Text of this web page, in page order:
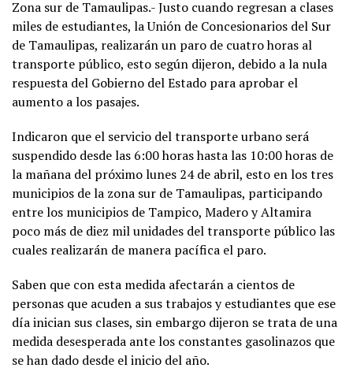
Zona sur de Tamaulipas.- Justo cuando regresan a clases
miles de estudiantes, la Unión de Concesionarios del Sur
de Tamaulipas, realizarán un paro de cuatro horas al
transporte público, esto según dijeron, debido a la nula
respuesta del Gobierno del Estado para aprobar el
aumento a los pasajes.
Indicaron que el servicio del transporte urbano será
suspendido desde las 6:00 horas hasta las 10:00 horas de
la mañana del próximo lunes 24 de abril, esto en los tres
municipios de la zona sur de Tamaulipas, participando
entre los municipios de Tampico, Madero y Altamira
poco más de diez mil unidades del transporte público las
cuales realizarán de manera pacífica el paro.
Saben que con esta medida afectarán a cientos de
personas que acuden a sus trabajos y estudiantes que ese
día inician sus clases, sin embargo dijeron se trata de una
medida desesperada ante los constantes gasolinazos que
se han dado desde el inicio del año.